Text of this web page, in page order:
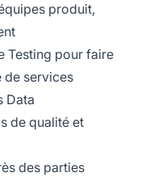
produit,
Testing pour faire
de services
Data
de qualité et
des parties